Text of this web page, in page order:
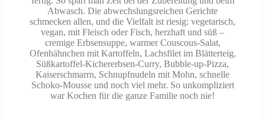
Abwasch. Die abwechslungsreichen Gerichte
schmecken allen, und die Vielfalt ist riesig: vegetarisch,
vegan, mit Fleisch oder Fisch, herzhaft und süß –
cremige Erbsensuppe, warmer Couscous-Salat,
Ofenhähnchen mit Kartoffeln, Lachsfilet im Blätterteig,
Süßkartoffel-Kichererbsen-Curry, Bubble-up-Pizza,
Kaiserschmarrn, Schnupfnudeln mit Mohn, schnelle
Schoko-Mousse und noch viel mehr. So unkompliziert
war Kochen für die ganze Familie noch nie!